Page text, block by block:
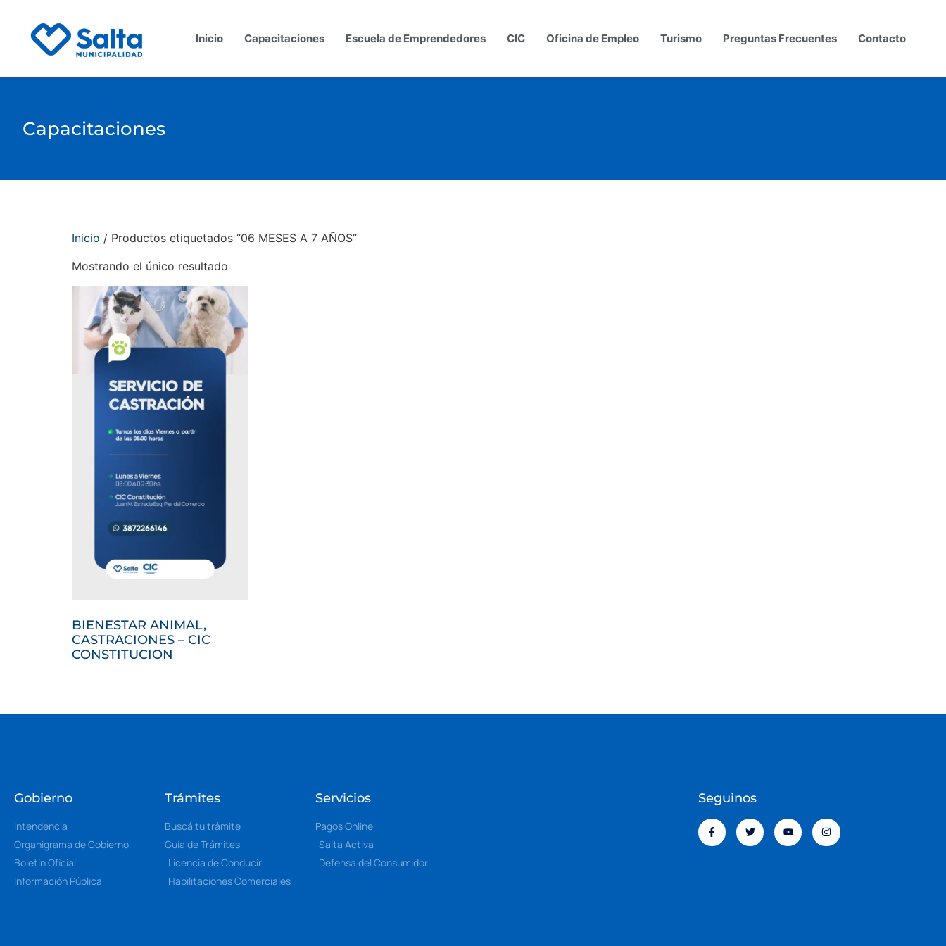
Inicio Capacitaciones Escuela de Emprendedores CIC Oficina de Empleo Turismo Preguntas Frecuentes Contacto
Capacitaciones
Inicio / Productos etiquetados “06 MESES A 7 AÑOS”
Mostrando el único resultado
BIENESTAR ANIMAL,
CASTRACIONES – CIC
CONSTITUCION
Gobierno
Intendencia
Organigrama de Gobierno
Boletín Oficial
Información Pública
Trámites
Buscá tu trámite
Guía de Trámites
Licencia de Conducir
Habilitaciones Comerciales
Servicios
Pagos Online
Salta Activa
Defensa del Consumidor
Seguinos